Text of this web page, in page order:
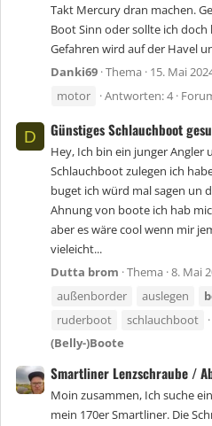
Takt Mercury dran machen.
Boot Sinn oder sollte ich
Gefahren wird auf der Havel
Danki69 Thema 15. Mai
motor
Antworten: 4
D Günstiges Schlauchboot
Hey, Ich bin ein junger Angler
Schlauchboot zulegen ich
buget ich würd mal sagen un
Ahnung von boote ich hab
aber es wäre cool wenn mir
vieleicht...
Dutta brom Thema 8. Mai
außenborder
auslegen
ruderboot
schlauchboot
(Belly-)Boote
Smartliner Lenzschraube /
Moin zusammen, Ich suche
mein 170er Smartliner. Die